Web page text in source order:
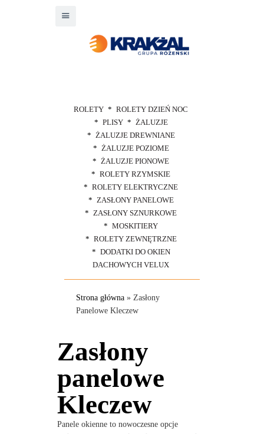
ROLETY
ROLETY DZIEŃ NOC
PLISY
ŻALUZJE
ŻALUZJE DREWNIANE
ŻALUZJE POZIOME
ŻALUZJE PIONOWE
ROLETY RZYMSKIE
ROLETY ELEKTRYCZNE
ZASŁONY PANELOWE
ZASŁONY SZNURKOWE
MOSKITIERY
ROLETY ZEWNĘTRZNE
DODATKI DO OKIEN
DACHOWYCH VELUX
Strona główna » Zasłony
Panelowe Kleczew
Zasłony
panelowe
Kleczew
Panele okienne to nowoczesne opcje